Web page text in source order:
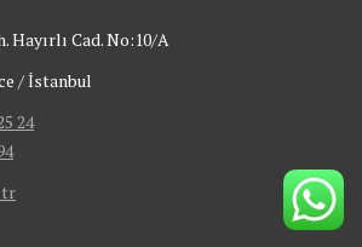
Hayırlı Cad. No:10/A
/ İstanbul
24